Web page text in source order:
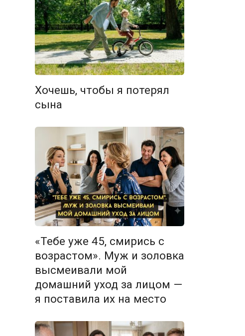
Хочешь, чтобы я потерял
сына
«Тебе уже 45, смирись с
возрастом». Муж и золовка
высмеивали мой
домашний уход за лицом —
я поставила их на место